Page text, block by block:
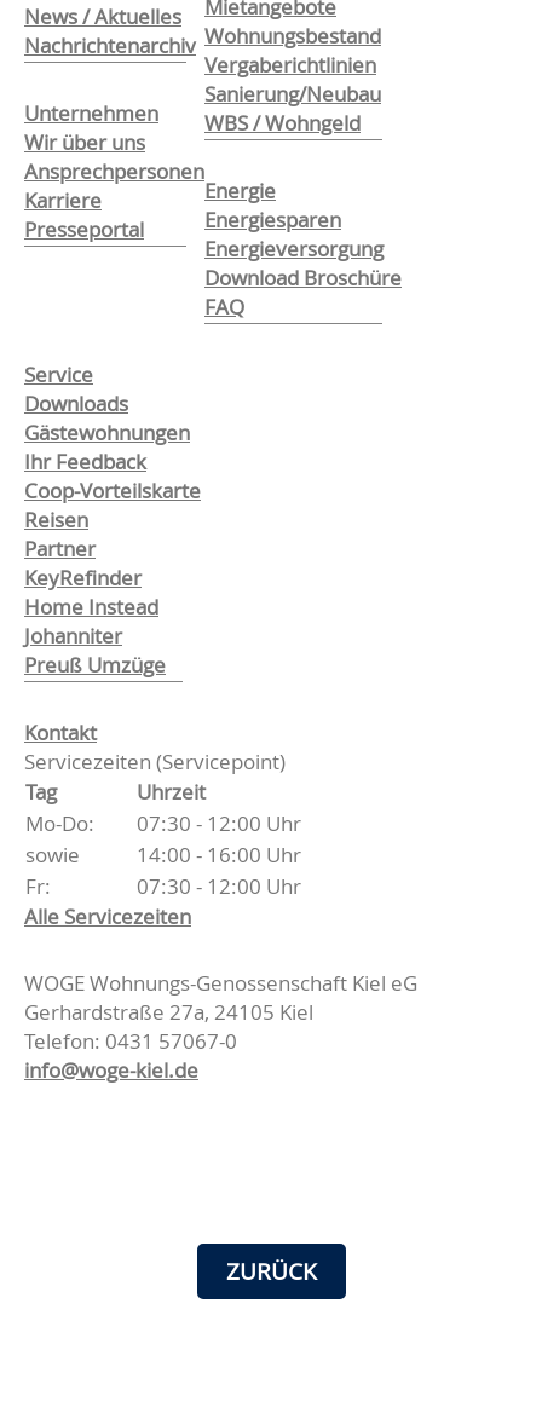
News / Aktuelles
Nachrichtenarchiv
Unternehmen
Wir über uns
Ansprechpersonen
Karriere
Presseportal
Mietangebote
Wohnungsbestand
Vergaberichtlinien
Sanierung/Neubau
WBS / Wohngeld
Energie
Energiesparen
Energieversorgung
Download Broschüre
FAQ
Service
Downloads
Gästewohnungen
Ihr Feedback
Coop-Vorteilskarte
Reisen
Partner
KeyRefinder
Home Instead
Johanniter
Preuß Umzüge
Kontakt
Servicezeiten (Servicepoint)
Tag
Uhrzeit
Mo-Do:
07:30 - 12:00 Uhr
sowie
14:00 - 16:00 Uhr
Fr:
07:30 - 12:00 Uhr
Alle Servicezeiten
WOGE Wohnungs-Genossenschaft Kiel eG
Gerhardstraße 27a, 24105 Kiel
Telefon: 0431 57067-0
info@woge-kiel.de
ZURÜCK